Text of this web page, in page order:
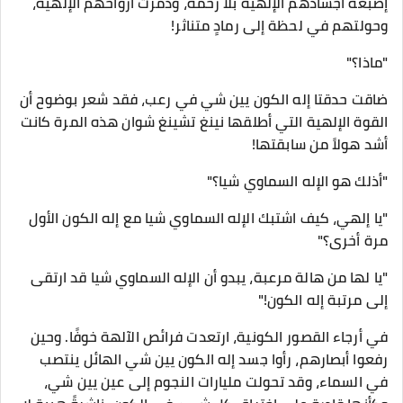
وحولتهم في لحظة إلى رمادٍ متناثر!
"ماذا؟"
ضاقت حدقتا إله الكون يين شي في رعب، فقد شعر بوضوح أن
القوة الإلهية التي أطلقها نينغ تشينغ شوان هذه المرة كانت
أشد هولاً من سابقتها!
"أذلك هو الإله السماوي شيا؟"
"يا إلهي، كيف اشتبك الإله السماوي شيا مع إله الكون الأول
مرة أخرى؟"
"يا لها من هالة مرعبة، يبدو أن الإله السماوي شيا قد ارتقى
إلى مرتبة إله الكون!"
في أرجاء القصور الكونية، ارتعدت فرائص الآلهة خوفًا. وحين
رفعوا أبصارهم، رأوا جسد إله الكون يين شي الهائل ينتصب
في السماء، وقد تحولت مليارات النجوم إلى عين يين شي،